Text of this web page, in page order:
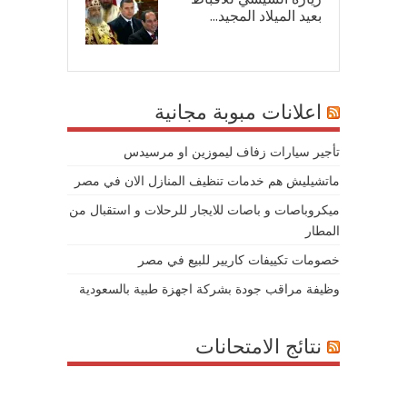
بعيد الميلاد المجيد...
اعلانات مبوبة مجانية
تأجير سيارات زفاف ليموزين او مرسيدس
ماتشيليش هم خدمات تنظيف المنازل الان في مصر
ميكروباصات و باصات للايجار للرحلات و استقبال من
المطار
خصومات تكييفات كاريير للبيع في مصر
وظيفة مراقب جودة بشركة اجهزة طبية بالسعودية
نتائج الامتحانات